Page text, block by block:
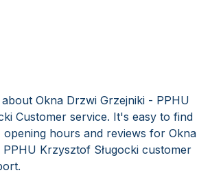
Okna Drzwi Grzejniki - PPHU
Customer service. It's easy to find
hours and reviews for Okna
Krzysztof Sługocki customer